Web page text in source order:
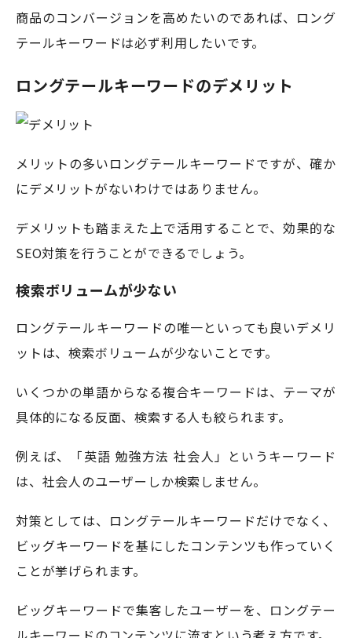
商品のコンバージョンを高めたいのであれば、ロング
テールキーワードは必ず利用したいです。
ロングテールキーワードのデメリット
メリットの多いロングテールキーワードですが、確か
にデメリットがないわけではありません。
デメリットも踏まえた上で活用することで、効果的な
SEO対策を行うことができるでしょう。
検索ボリュームが少ない
ロングテールキーワードの唯一といっても良いデメリ
ットは、検索ボリュームが少ないことです。
いくつかの単語からなる複合キーワードは、テーマが
具体的になる反面、検索する人も絞られます。
例えば、「英語 勉強方法 社会人」というキーワード
は、社会人のユーザーしか検索しません。
対策としては、ロングテールキーワードだけでなく、
ビッグキーワードを基にしたコンテンツも作っていく
ことが挙げられます。
ビッグキーワードで集客したユーザーを、ロングテー